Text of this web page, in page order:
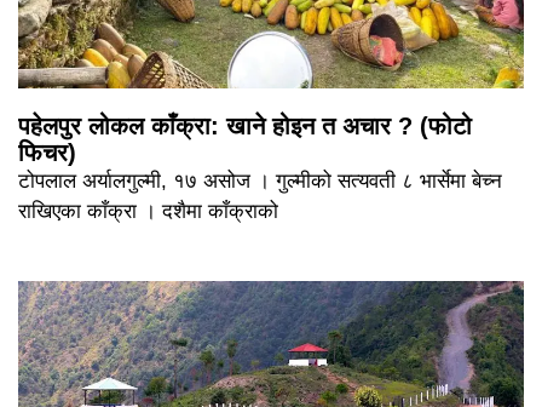
पहेलपुर लोकल काँक्रा: खाने होइन त अचार ? (फोटो
फिचर)
टोपलाल अर्यालगुल्मी, १७ असोज । गुल्मीको सत्यवती ८ भार्सेमा बेच्न
राखिएका काँक्रा । दशैमा काँक्राको